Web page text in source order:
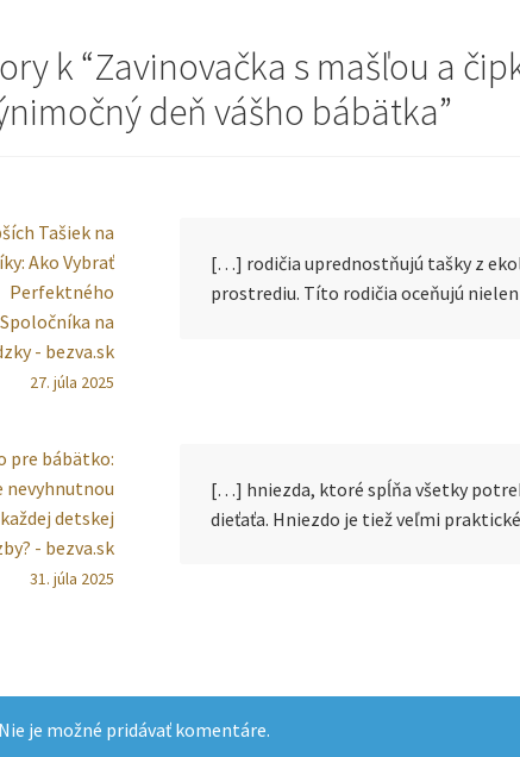
k “Zavinovačka s mašľou a
deň vášho bábätka”
Tašiek na
Ako Vybrať
Perfektného
Spoločníka na
- bezva.sk
27. júla 2025
[…] rodičia uprednostňujú tašky z
prostrediu. Títo rodičia oceňujú
pre bábätko:
nevyhnutnou
detskej
- bezva.sk
31. júla 2025
[…] hniezda, ktoré spĺňa všetky
dieťaťa. Hniezdo je tiež veľmi
Nie je možné pridávať komentáre.